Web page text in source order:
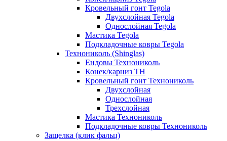
Кровельный гонт Tegola
Двухслойная Tegola
Однослойная Tegola
Мастика Tegola
Подкладочные ковры Tegola
Технониколь (Shinglas)
Ендовы Технониколь
Конек/карниз ТН
Кровельный гонт Технониколь
Двухслойная
Однослойная
Трехслойная
Мастика Технониколь
Подкладочные ковры Технониколь
Защелка (клик фальц)